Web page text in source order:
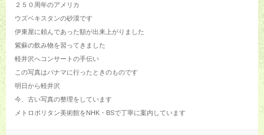
２５０周年のアメリカ
ウズベキスタンの砂漠です
伊東屋に頼んであった額が出来上がりました
紫蘇の飲み物を習ってきました
軽井沢へコンサートの手伝い
この写真はパナマに行ったときのものです
明日から軽井沢
今、古い写真の整理をしています
メトロポリタン美術館をNHK・BSで丁寧に案内しています